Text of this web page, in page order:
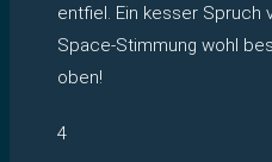
entfiel. Ein kesser Spruch
Space-Stimmung wohl
oben!
4